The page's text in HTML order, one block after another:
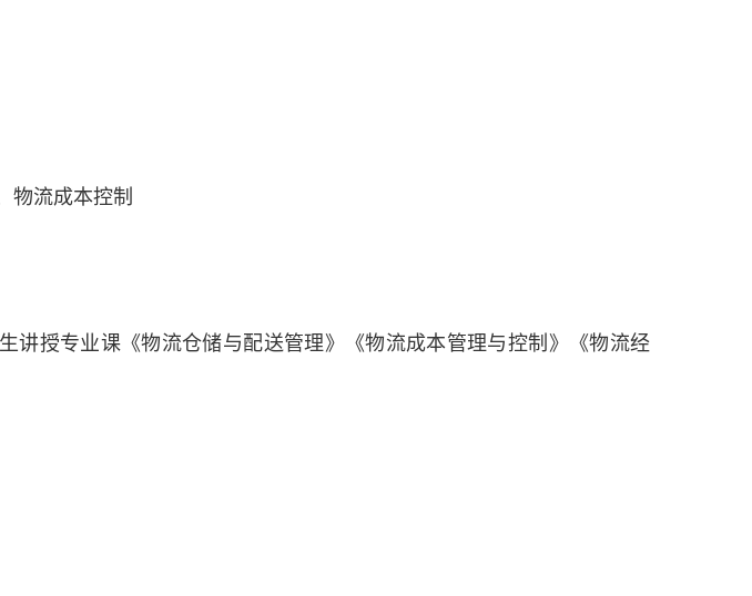
流成本控制
授专业课《物流仓储与配送管理》《物流成本管理与控制》《物流经